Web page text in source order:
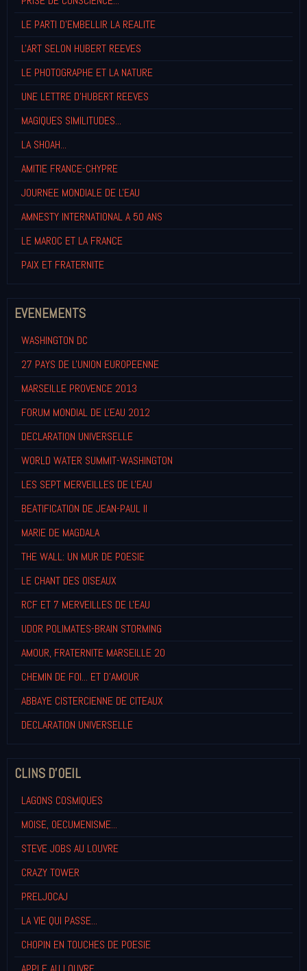
LE PARTI D'EMBELLIR LA REALITE
L'ART SELON HUBERT REEVES
LE PHOTOGRAPHE ET LA NATURE
UNE LETTRE D'HUBERT REEVES
MAGIQUES SIMILITUDES...
LA SHOAH...
AMITIE FRANCE-CHYPRE
JOURNEE MONDIALE DE L'EAU
AMNESTY INTERNATIONAL A 50 ANS
LE MAROC ET LA FRANCE
PAIX ET FRATERNITE
EVENEMENTS
WASHINGTON DC
27 PAYS DE L'UNION EUROPEENNE
MARSEILLE PROVENCE 2013
FORUM MONDIAL DE L'EAU 2012
DECLARATION UNIVERSELLE
WORLD WATER SUMMIT-WASHINGTON
LES SEPT MERVEILLES DE L'EAU
BEATIFICATION DE JEAN-PAUL II
MARIE DE MAGDALA
THE WALL: UN MUR DE POESIE
LE CHANT DES OISEAUX
RCF ET 7 MERVEILLES DE L'EAU
UDOR POLIMATES-BRAIN STORMING
AMOUR, FRATERNITE MARSEILLE 20
CHEMIN DE FOI... ET D'AMOUR
ABBAYE CISTERCIENNE DE CITEAUX
DECLARATION UNIVERSELLE
CLINS D'OEIL
LAGONS COSMIQUES
MOISE, OECUMENISME...
STEVE JOBS AU LOUVRE
CRAZY TOWER
PRELJOCAJ
LA VIE QUI PASSE...
CHOPIN EN TOUCHES DE POESIE